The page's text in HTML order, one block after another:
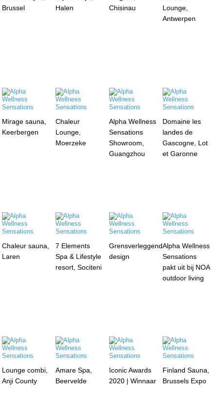
Brussel
Halen
Chisinau
Lounge,
Antwerpen
Mirage sauna,
Keerbergen
Chaleur
Lounge,
Moerzeke
Alpha Wellness
Sensations
Showroom,
Guangzhou
Domaine les
landes de
Gascogne, Lot
et Garonne
Chaleur sauna,
Laren
7 Elements
Spa & Lifestyle
resort, Sociteni
Grensverleggend
design
Alpha Wellness
Sensations
pakt uit bij NOA
outdoor living
Lounge combi,
Anji County
Amare Spa,
Beervelde
Iconic Awards
2020 | Winnaar
Finland Sauna,
Brussels Expo